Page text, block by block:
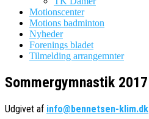
Motionscenter
Motions badminton
Nyheder
Forenings bladet
Tilmelding arrangemnter
Sommergymnastik 2017
Udgivet af info@bennetsen-klim.dk